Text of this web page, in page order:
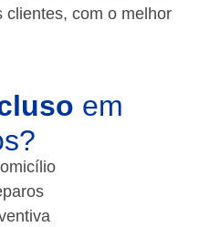
clientes, com o melhor
em